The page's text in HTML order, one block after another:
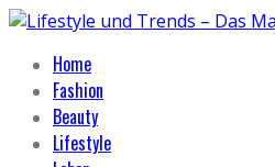
Home
Fashion
Beauty
Lifestyle